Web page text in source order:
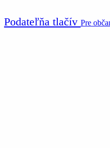
Podateľňa tlačív Pre